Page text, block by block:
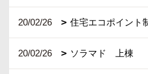
20/02/26 住宅エコポイント
20/02/26 ソラマド 上棟